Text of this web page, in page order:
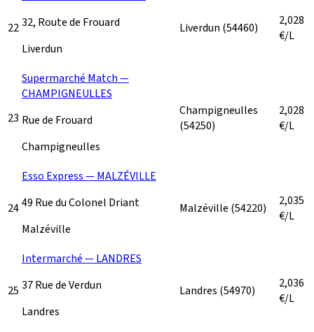
2232, Route de Frouard
Liverdun
Liverdun (54460)
2,028
€/L
23
Supermarché Match —
CHAMPIGNEULLES
Rue de Frouard
Champigneulles
Champigneulles
(54250)
2,028
€/L
24
Esso Express — MALZÉVILLE
49 Rue du Colonel Driant
Malzéville
Malzéville (54220)
2,035
€/L
25
Intermarché — LANDRES
37 Rue de Verdun
Landres
Landres (54970)
2,036
€/L